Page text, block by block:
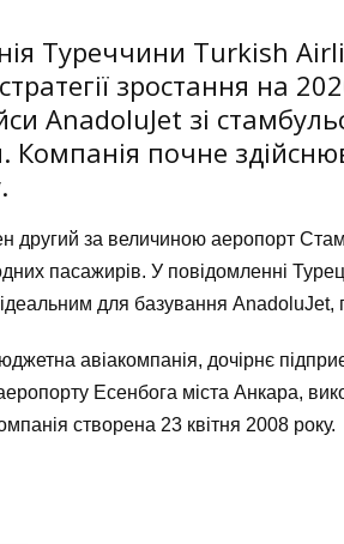
Туреччини Turkish
зростання на
AnadoluJet зі
Компанія почне
другий за величиною аеропорт
пасажирів. У повідомленні
для базування АnadoluJet,
авіакомпанія, дочірнє
Есенбога міста Анкара,
створена 23 квітня 2008 року.